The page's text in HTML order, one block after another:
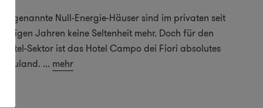
Sogenannte Null-Energie-Häuser sind im privaten seit
einigen Jahren keine Seltenheit mehr. Doch für den
Hotel-Sektor ist das Hotel Campo dei Fiori absolutes
Neuland. ... mehr